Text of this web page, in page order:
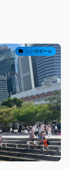
シンガポール